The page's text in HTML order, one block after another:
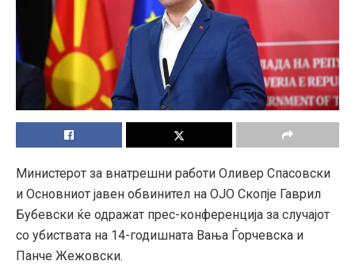
Министерот за внатрешни работи Оливер Спасовски
и Основниот јавен обвинител на ОЈО Скопје Гаврил
Бубевски ќе одражат прес-конференција за случајот
со убиствата на 14-годишната Вања Ѓорчевска и
Панче Жежовски.